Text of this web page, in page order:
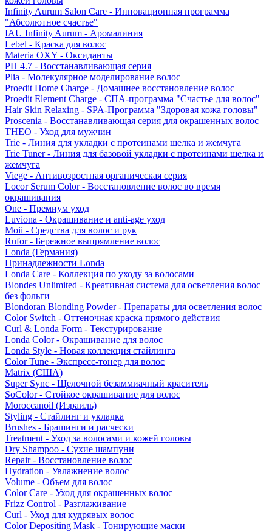
Infinity Aurum Salon Care - Инновационная программа
"Абсолютное счастье"
IAU Infinity Aurum - Аромалиния
Lebel - Краска для волос
Materia OXY - Оксиданты
PH 4.7 - Восстанавливающая серия
Plia - Молекулярное моделирование волос
Proedit Home Charge - Домашнее восстановление волос
Proedit Element Charge - СПА-программа "Счастье для волос"
Hair Skin Relaxing - SPA-Программа "Здоровая кожа головы"
Proscenia - Восстанавливающая серия для окрашенных волос
THEO - Уход для мужчин
Trie - Линия для укладки с протеинами шелка и жемчуга
Trie Tuner - Линия для базовой укладки с протеинами шелка и
жемчуга
Viege - Антивозростная органическая серия
Locor Serum Color - Восстановление волос во время
окрашивания
One - Премиум уход
Luviona - Окрашивание и anti-age уход
Moii - Средства для волос и рук
Rufor - Бережное выпрямление волос
Londa (Германия)
Принадлежности Londa
Londa Care - Коллекция по уходу за волосами
Blondes Unlimited - Креативная система для осветления волос
без фольги
Blondoran Blonding Powder - Препараты для осветления волос
Color Switch - Оттеночная краска прямого действия
Curl & Londa Form - Текстурирование
Londa Color - Окрашивание для волос
Londa Style - Новая коллекция стайлинга
Color Tune - Экспресс-тонер для волос
Matrix (США)
Super Sync - Щелочной безаммиачный краситель
SoColor - Стойкое окрашивание для волос
Moroccanoil (Израиль)
Styling - Стайлинг и укладка
Brushes - Брашинги и расчески
Treatment - Уход за волосами и кожей головы
Dry Shampoo - Сухие шампуни
Repair - Восстановление волос
Hydration - Увлажнение волос
Volume - Объем для волос
Color Care - Уход для окрашенных волос
Frizz Control - Разглаживание
Curl - Уход для кудрявых волос
Color Depositing Mask - Тонирующие маски